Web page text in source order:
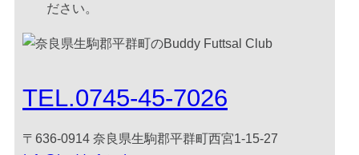
ださい。
TEL.0745-45-7026
〒636-0914 奈良県生駒郡平群町西宮1-15-27